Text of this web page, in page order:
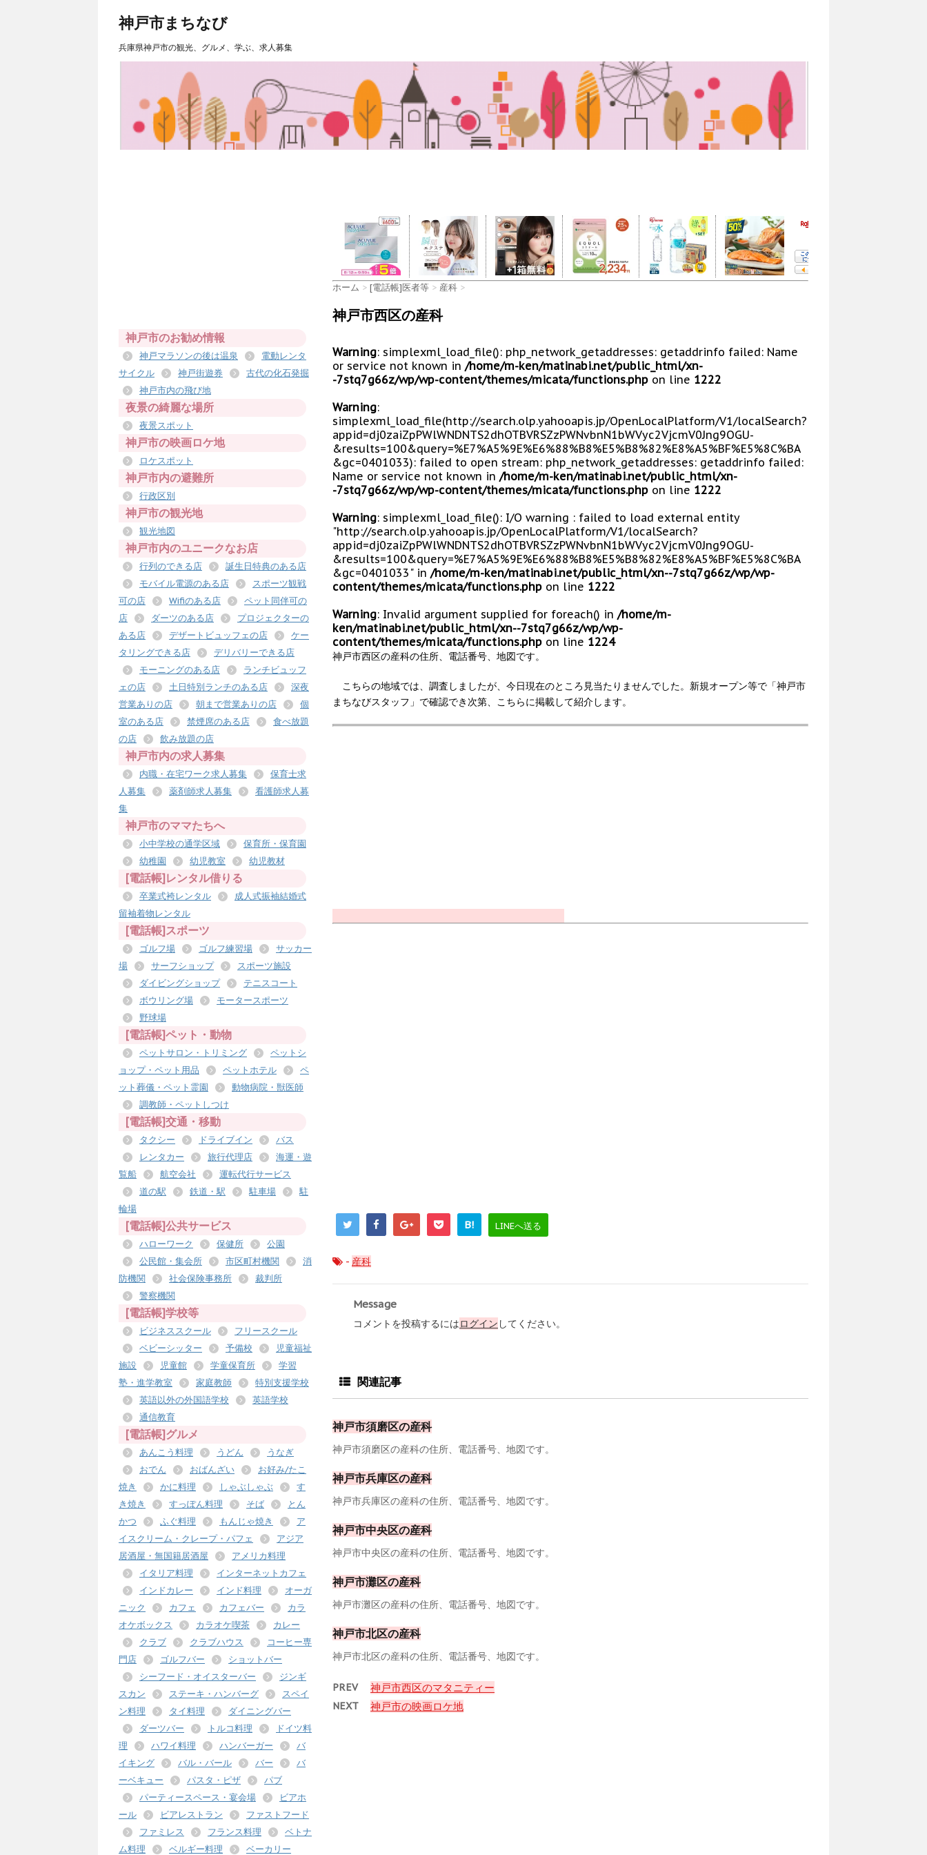
神戸市まちなび
兵庫県神戸市の観光、グルメ、学ぶ、求人募集
ホーム > [電話帳]医者等 > 産科 >
神戸市西区の産科
Warning: simplexml_load_file(): php_network_getaddresses: getaddrinfo failed: Name
or service not known in /home/m-ken/matinabi.net/public_html/xn-
-7stq7g66z/wp/wp-content/themes/micata/functions.php on line 1222
Warning:
simplexml_load_file(http://search.olp.yahooapis.jp/OpenLocalPlatform/V1/localSearch?
appid=dj0zaiZpPWlWNDNTS2dhOTBVRSZzPWNvbnN1bWVyc2VjcmV0Jng9OGU-
&results=100&query=%E7%A5%9E%E6%88%B8%E5%B8%82%E8%A5%BF%E5%8C%BA
&gc=0401033): failed to open stream: php_network_getaddresses: getaddrinfo failed:
Name or service not known in /home/m-ken/matinabi.net/public_html/xn-
-7stq7g66z/wp/wp-content/themes/micata/functions.php on line 1222
Warning: simplexml_load_file(): I/O warning : failed to load external entity
"http://search.olp.yahooapis.jp/OpenLocalPlatform/V1/localSearch?
appid=dj0zaiZpPWlWNDNTS2dhOTBVRSZzPWNvbnN1bWVyc2VjcmV0Jng9OGU-
&results=100&query=%E7%A5%9E%E6%88%B8%E5%B8%82%E8%A5%BF%E5%8C%BA
&gc=0401033" in /home/m-ken/matinabi.net/public_html/xn--7stq7g66z/wp/wp-
content/themes/micata/functions.php on line 1222
Warning: Invalid argument supplied for foreach() in /home/m-
ken/matinabi.net/public_html/xn--7stq7g66z/wp/wp-
content/themes/micata/functions.php on line 1224
神戸市西区の産科の住所、電話番号、地図です。
こちらの地域では、調査しましたが、今日現在のところ見当たりませんでした。新規オープン等で「神戸市
まちなびスタッフ」で確認でき次第、こちらに掲載して紹介します。
B! LINEへ送る
- 産科
Message
コメントを投稿するにはログイン してください。
関連記事
神戸市須磨区の産科
神戸市須磨区の産科の住所、電話番号、地図です。
神戸市兵庫区の産科
神戸市兵庫区の産科の住所、電話番号、地図です。
神戸市中央区の産科
神戸市中央区の産科の住所、電話番号、地図です。
神戸市灘区の産科
神戸市灘区の産科の住所、電話番号、地図です。
神戸市北区の産科
神戸市北区の産科の住所、電話番号、地図です。
PREV 神戸市西区のマタニティー
NEXT 神戸市の映画ロケ地
神戸市のお勧め情報
神戸マラソンの後は温泉
電動レンタ
サイクル
神戸街遊券
古代の化石発掘
神戸市内の飛び地
夜景の綺麗な場所
夜景スポット
神戸市の映画ロケ地
ロケスポット
神戸市内の避難所
行政区別
神戸市の観光地
観光地図
神戸市内のユニークなお店
行列のできる店
誕生日特典のある店
モバイル電源のある店
スポーツ観戦
可の店
Wifiのある店
ペット同伴可の
店
ダーツのある店
プロジェクターの
ある店
デザートビュッフェの店
ケー
タリングできる店
デリバリーできる店
モーニングのある店
ランチビュッフ
ェの店
土日特別ランチのある店
深夜
営業ありの店
朝まで営業ありの店
個
室のある店
禁煙席のある店
食べ放題
の店
飲み放題の店
神戸市内の求人募集
内職・在宅ワーク求人募集
保育士求
人募集
薬剤師求人募集
看護師求人募
集
神戸市のママたちへ
小中学校の通学区域
保育所・保育園
幼稚園
幼児教室 幼児教材
[電話帳]レンタル借りる
卒業式袴レンタル
成人式振袖結婚式
留袖着物レンタル
[電話帳]スポーツ
ゴルフ場 ゴルフ練習場
サッカー
場
サーフショップ
スポーツ施設
ダイビングショップ
テニスコート
ボウリング場
モータースポーツ
野球場
[電話帳]ペット・動物
ペットサロン・トリミング
ペットシ
ョップ・ペット用品
ペットホテル
ペ
ット葬儀・ペット霊園
動物病院・獣医師
調教師・ペットしつけ
[電話帳]交通・移動
タクシー ドライブイン
バス
レンタカー
旅行代理店
海運・遊
覧船
航空会社
運転代行サービス
道の駅
鉄道・駅 駐車場
駐
輪場
[電話帳]公共サービス
ハローワーク 保健所
公園
公民館・集会所
市区町村機関
消
防機関
社会保険事務所
裁判所
警察機関
[電話帳]学校等
ビジネススクール
フリースクール
ベビーシッター
予備校
児童福祉
施設
児童館 学童保育所
学習
塾・進学教室
家庭教師
特別支援学校
英語以外の外国語学校
英語学校
通信教育
[電話帳]グルメ
あんこう料理 うどん
うなぎ
おでん
おばんざい
お好み/たこ
焼き
かに料理 しゃぶしゃぶ
す
き焼き
すっぽん料理 そば
とん
かつ
ふぐ料理 もんじゃ焼き
ア
イスクリーム・クレープ・パフェ
アジア
居酒屋・無国籍居酒屋
アメリカ料理
イタリア料理
インターネットカフェ
インドカレー
インド料理
オーガ
ニック
カフェ カフェバー
カラ
オケボックス
カラオケ喫茶
カレー
クラブ
クラブハウス
コーヒー専
門店
ゴルフバー
ショットバー
シーフード・オイスターバー
ジンギ
スカン
ステーキ・ハンバーグ
スペイ
ン料理
タイ料理
ダイニングバー
ダーツバー
トルコ料理
ドイツ料
理
ハワイ料理 ハンバーガー
バ
イキング
バル・バール バー
バ
ーベキュー
パスタ・ピザ
パブ
パーティースペース・宴会場
ビアホ
ール
ビアレストラン
ファストフード
ファミレス
フランス料理
ベトナ
ム料理
ベルギー料理
ベーカリー